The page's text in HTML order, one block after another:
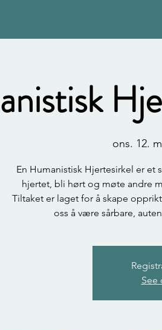
ons. 12.
En Humanistisk Hjertesirkel er et
hjertet, bli hørt og møte andre
Tiltaket er laget for å skape
oss å være sårbare,
See